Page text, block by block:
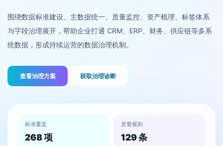
围绕数据标准建设、主数据统一、质量监控、资产梳理、标签体系
与字段治理展开，帮助企业打通 CRM、ERP、财务、供应链等多系
统数据，形成持续运营的数据治理机制。
查看治理方案 获取治理诊断
标准覆盖
268 项
质量规则
129 条